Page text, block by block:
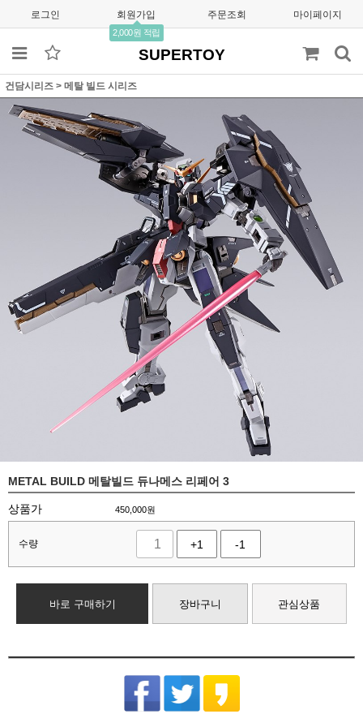
로그인 회원가입
2,000원 적립
주문조회 마이페이지
SUPERTOY
건담시리즈 > 메탈 빌드 시리즈
METAL BUILD 메탈빌드 듀나메스 리페어 3
상품가 450,000원
수량 +1 -1
바로 구매하기 장바구니 관심상품